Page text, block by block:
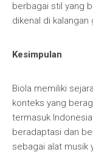
berbagai stil yang
dikenal di
Kesimpulan
Biola memiliki
konteks yang
termasuk
beradaptasi dan
sebagai alat musik